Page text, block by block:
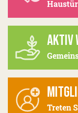
AKTIV
Treten